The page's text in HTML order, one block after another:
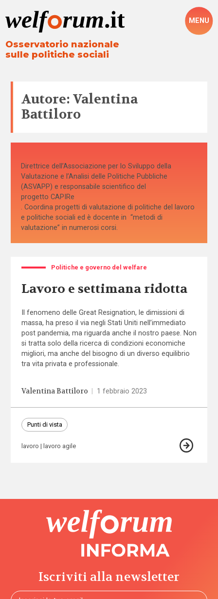
Osservatorio nazionale
sulle politiche sociali
MENU
Autore: Valentina
Battiloro
Direttrice dell’Associazione per lo Sviluppo della
Valutazione e l’Analisi delle Politiche Pubbliche
(ASVAPP) e responsabile scientifico del
progetto CAPIRe
. Coordina progetti di valutazione di politiche del lavoro
e politiche sociali ed è docente in “metodi di
valutazione” in numerosi corsi.
Politiche e governo del welfare
Lavoro e settimana ridotta
Il fenomeno delle Great Resignation, le dimissioni di
massa, ha preso il via negli Stati Uniti nell’immediato
post pandemia, ma riguarda anche il nostro paese. Non
si tratta solo della ricerca di condizioni economiche
migliori, ma anche del bisogno di un diverso equilibrio
tra vita privata e professionale.
Valentina Battiloro 1 febbraio 2023
Punti di vista
lavoro lavoro agile
Iscriviti alla newsletter